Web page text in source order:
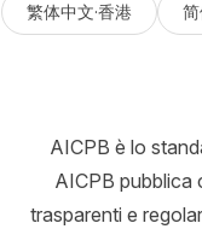
繁体中文·香港
AICPB è lo
AICPB pubblica
trasparenti e